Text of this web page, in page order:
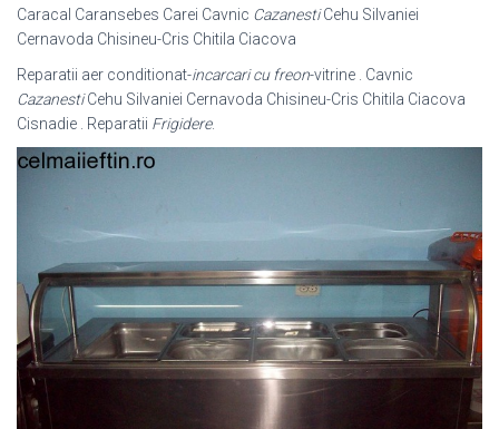
Caracal Caransebes Carei Cavnic CazanestiCehu Silvaniei
Cernavoda Chisineu-Cris Chitila Ciacova
Reparatii aer conditionat-incarcari cu freon-vitrine . Cavnic
CazanestiCehu Silvaniei Cernavoda Chisineu-Cris Chitila Ciacova
Cisnadie . Reparatii Frigidere.